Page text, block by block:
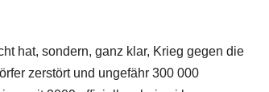
hat, sondern, ganz klar, Krieg gegen die
zerstört und ungefähr 300 000